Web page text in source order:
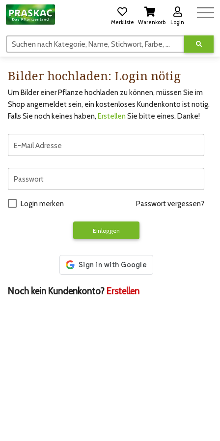
Merkliste Warenkorb Login
Suchen nach Kategorie, Name, Stichwort, Farbe, usw.
Bilder hochladen: Login nötig
Um Bilder einer Pflanze hochladen zu können, müssen Sie im
Shop angemeldet sein, ein kostenloses Kundenkonto ist notig.
Falls Sie noch keines haben, Erstellen Sie bitte eines. Danke!
E-Mail Adresse
Passwort
Login merken Passwort vergessen?
Einloggen
Noch kein Kundenkonto? Erstellen